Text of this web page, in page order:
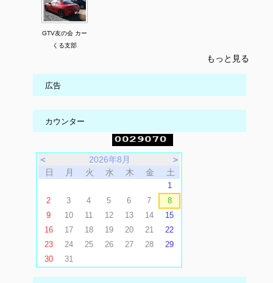
GTV友の会 カー
くる支部
もっと見る
広告
カウンター
＜ 2026年8月
＞
日
月 火 水 木 金 土
1
2
3 4 5 6 7
8
9
10 11 12 13 14
15
16
17 18 19 20 21
22
23
24 25 26 27 28
29
30
31